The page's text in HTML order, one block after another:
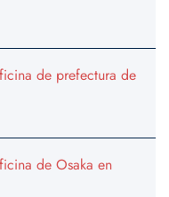
de prefectura de
de Osaka en